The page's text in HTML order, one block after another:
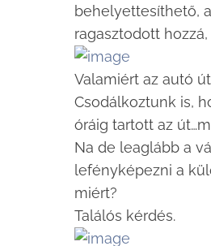
behelyettesíthető,
ragasztodott
Valamiért az autó
Csodálkoztunk is,
óráig tartott az
Na de leaglább a
lefényképezni a
miért?
Találós kérdés.